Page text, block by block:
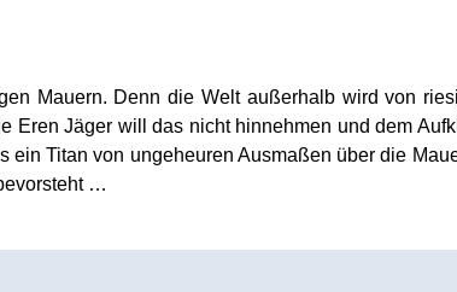
Mauern. Denn die Welt außerhalb wird von
Eren Jäger will das nicht hinnehmen und dem
Titan von ungeheuren Ausmaßen über die
…